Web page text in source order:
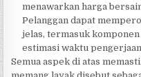
menawarkan harga
Pelanggan dapat
jelas, termasuk
estimasi waktu
Semua aspek di atas